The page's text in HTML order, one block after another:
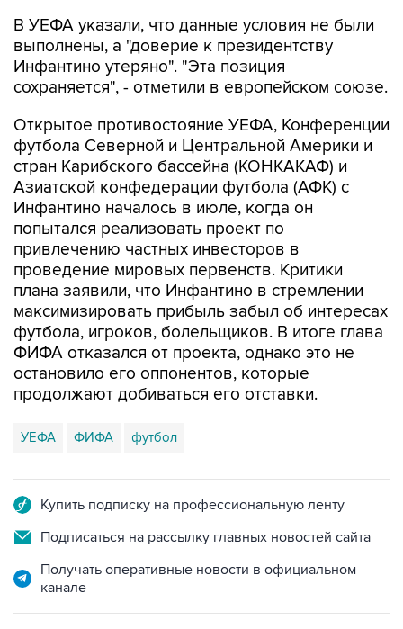
В УЕФА указали, что данные условия не были
выполнены, а "доверие к президентству
Инфантино утеряно". "Эта позиция
сохраняется", - отметили в европейском союзе.
Открытое противостояние УЕФА, Конференции
футбола Северной и Центральной Америки и
стран Карибского бассейна (КОНКАКАФ) и
Азиатской конфедерации футбола (АФК) с
Инфантино началось в июле, когда он
попытался реализовать проект по
привлечению частных инвесторов в
проведение мировых первенств. Критики
плана заявили, что Инфантино в стремлении
максимизировать прибыль забыл об интересах
футбола, игроков, болельщиков. В итоге глава
ФИФА отказался от проекта, однако это не
остановило его оппонентов, которые
продолжают добиваться его отставки.
УЕФА ФИФА футбол
Купить подписку на профессиональную ленту
Подписаться на рассылку главных новостей сайта
Получать оперативные новости в официальном
канале